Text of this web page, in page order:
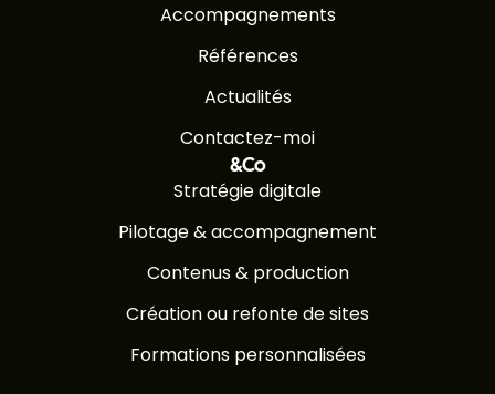
Accompagnements
Références
Actualités
Contactez-moi
&Co
Stratégie digitale
Pilotage & accompagnement
Contenus & production
Création ou refonte de sites
Formations personnalisées